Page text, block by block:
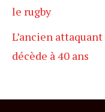
le rugby
L’ancien
décède à 40 ans